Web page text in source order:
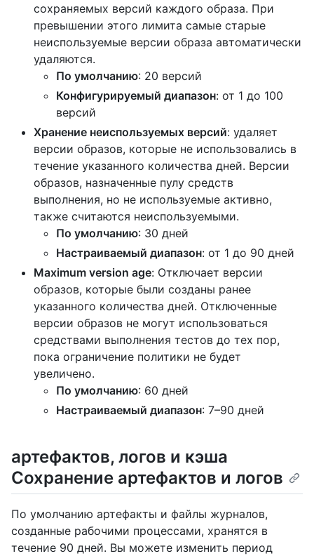
сохраняемых версий каждого образа. При
превышении этого лимита самые старые
неиспользуемые версии образа автоматически
удаляются.
По умолчанию: 20 версий
Конфигурируемый диапазон: от 1 до 100
версий
Хранение неиспользуемых версий: удаляет
версии образов, которые не использовались в
течение указанного количества дней. Версии
образов, назначенные пулу средств
выполнения, но не используемые активно,
также считаются неиспользуемыми.
По умолчанию: 30 дней
Настраиваемый диапазон: от 1 до 90 дней
Maximum version age: Отключает версии
образов, которые были созданы ранее
указанного количества дней. Отключенные
версии образов не могут использоваться
средствами выполнения тестов до тех пор,
пока ограничение политики не будет
увеличено.
По умолчанию: 60 дней
Настраиваемый диапазон: 7–90 дней
артефактов, логов и кэша
Сохранение артефактов и логов
По умолчанию артефакты и файлы журналов,
созданные рабочими процессами, хранятся в
течение 90 дней. Вы можете изменить период